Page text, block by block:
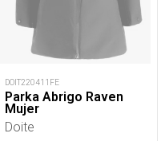
DOIT220411FE
Parka Abrigo Raven
Mujer
Doite